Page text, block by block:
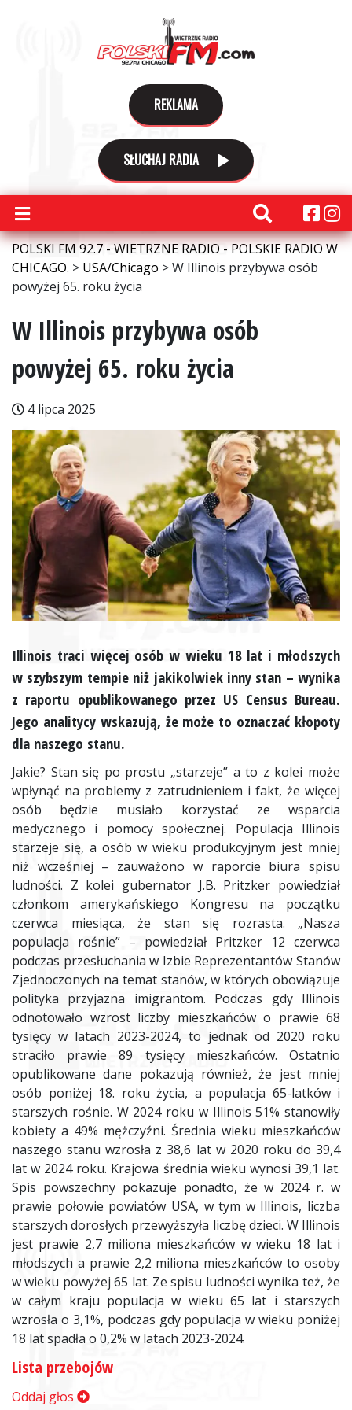
REKLAMA
SŁUCHAJ RADIA
POLSKI FM 92.7 - WIETRZNE RADIO - POLSKIE RADIO W
CHICAGO. > USA/Chicago >W Illinois przybywa osób
powyżej 65. roku życia
W Illinois przybywa osób
powyżej 65. roku życia
4 lipca 2025
Illinois traci więcej osób w wieku 18 lat i młodszych
w szybszym tempie niż jakikolwiek inny stan – wynika
z raportu opublikowanego przez US Census Bureau.
Jego analitycy wskazują, że może to oznaczać kłopoty
dla naszego stanu.
Jakie? Stan się po prostu „starzeje” a to z kolei może
wpłynąć na problemy z zatrudnieniem i fakt, że więcej
osób będzie musiało korzystać ze wsparcia
medycznego i pomocy społecznej. Populacja Illinois
starzeje się, a osób w wieku produkcyjnym jest mniej
niż wcześniej – zauważono w raporcie biura spisu
ludności. Z kolei gubernator J.B. Pritzker powiedział
członkom amerykańskiego Kongresu na początku
czerwca miesiąca, że stan się rozrasta. „Nasza
populacja rośnie” – powiedział Pritzker 12 czerwca
podczas przesłuchania w Izbie Reprezentantów Stanów
Zjednoczonych na temat stanów, w których obowiązuje
polityka przyjazna imigrantom. Podczas gdy Illinois
odnotowało wzrost liczby mieszkańców o prawie 68
tysięcy w latach 2023-2024, to jednak od 2020 roku
straciło prawie 89 tysięcy mieszkańców. Ostatnio
opublikowane dane pokazują również, że jest mniej
osób poniżej 18. roku życia, a populacja 65-latków i
starszych rośnie. W 2024 roku w Illinois 51% stanowiły
kobiety a 49% mężczyźni. Średnia wieku mieszkańców
naszego stanu wzrosła z 38,6 lat w 2020 roku do 39,4
lat w 2024 roku. Krajowa średnia wieku wynosi 39,1 lat.
Spis powszechny pokazuje ponadto, że w 2024 r. w
prawie połowie powiatów USA, w tym w Illinois, liczba
starszych dorosłych przewyższyła liczbę dzieci. W Illinois
jest prawie 2,7 miliona mieszkańców w wieku 18 lat i
młodszych a prawie 2,2 miliona mieszkańców to osoby
w wieku powyżej 65 lat. Ze spisu ludności wynika też, że
w całym kraju populacja w wieku 65 lat i starszych
wzrosła o 3,1%, podczas gdy populacja w wieku poniżej
18 lat spadła o 0,2% w latach 2023-2024.
Lista przebojów
Oddaj głos